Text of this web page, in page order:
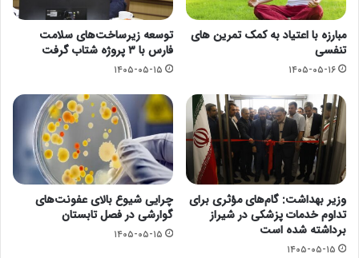
مبارزه با اعتیاد به کمک تمرین های
تنفسی
۱۴۰۵-۰۵-۱۶
توسعه زیرساخت‌های سلامت
فارس با ۳ پروژه شتاب گرفت
۱۴۰۵-۰۵-۱۵
وزیر بهداشت: گام‌های مؤثری برای
تداوم خدمات پزشکی در شیراز
برداشته شده است
۱۴۰۵-۰۵-۱۵
چرایی شیوع بالای عفونت‌های
گوارشی در فصل تابستان
۱۴۰۵-۰۵-۱۵